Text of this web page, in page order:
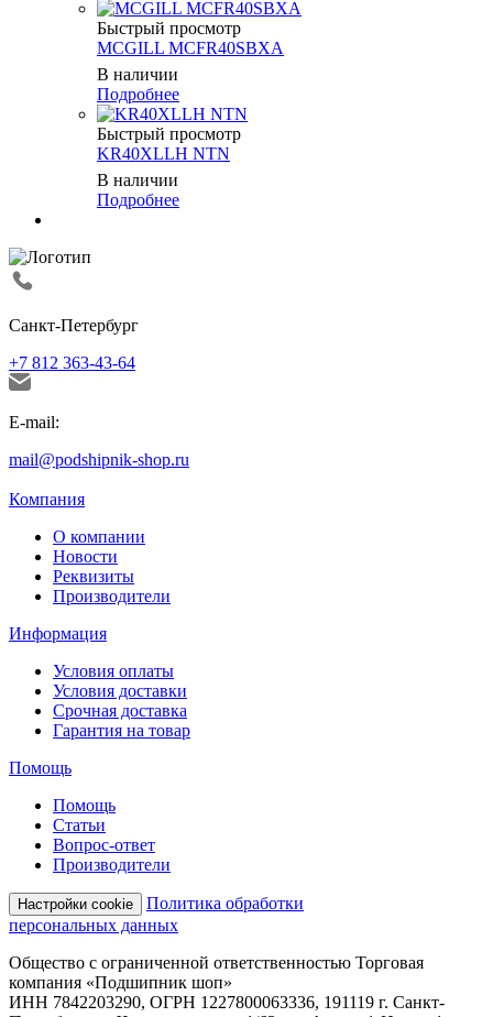
Быстрый просмотр
MCGILL MCFR40SBXA
В наличии
Подробнее
Быстрый просмотр
KR40XLLH NTN
В наличии
Подробнее
Санкт-Петербург
+7 812 363-43-64
E-mail:
mail@podshipnik-shop.ru
Компания
О компании
Новости
Реквизиты
Производители
Информация
Условия оплаты
Условия доставки
Срочная доставка
Гарантия на товар
Помощь
Помощь
Статьи
Вопрос-ответ
Производители
Настройки cookie
Политика обработки
персональных данных
Общество с ограниченной ответственностью Торговая
компания «Подшипник шоп»
ИНН 7842203290, ОГРН 1227800063336, 191119 г. Санкт-